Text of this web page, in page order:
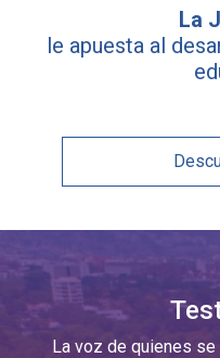
La
le apuesta al
La voz de quienes